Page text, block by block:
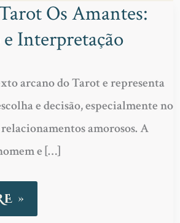
Os Amantes:
Interpretação
arcano do Tarot e representa
e decisão, especialmente no
amorosos. A
e […]
»